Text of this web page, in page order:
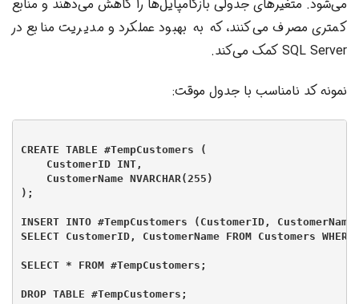
می‌شود. متغیرهای جدولی بازکامپایل‌ها را کاهش می‌دهند و منابع
کمتری مصرف می‌کنند، که به بهبود عملکرد و مدیریت منابع در
SQL Server کمک می‌کند.
نمونه کد نامناسب با جدول موقت:
CREATE TABLE #TempCustomers (
    CustomerID INT,
    CustomerName NVARCHAR(255)
);
INSERT INTO #TempCustomers (CustomerID,
SELECT CustomerID, CustomerName FROM Customers
SELECT * FROM #TempCustomers;